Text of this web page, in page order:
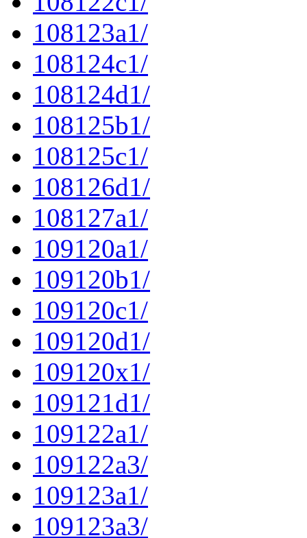
108123a1/
108124c1/
108124d1/
108125b1/
108125c1/
108126d1/
108127a1/
109120a1/
109120b1/
109120c1/
109120d1/
109120x1/
109121d1/
109122a1/
109122a3/
109123a1/
109123a3/